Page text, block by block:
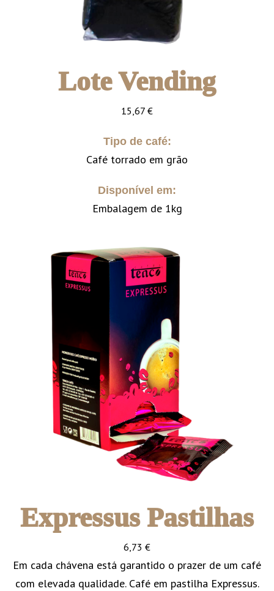
Lote Vending
15,67 €
Tipo de café:
Café torrado em grão
Disponível em:
Embalagem de 1kg
Expressus Pastilhas
6,73 €
Em cada chávena está garantido o prazer de um café
com elevada qualidade. Café em pastilha Expressus.